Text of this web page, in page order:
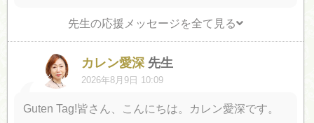
先生の応援メッセージを全て見る
カレン愛深 先生
2026年8月9日 10:09
Guten Tag!皆さん、こんにちは。カレン愛深です。